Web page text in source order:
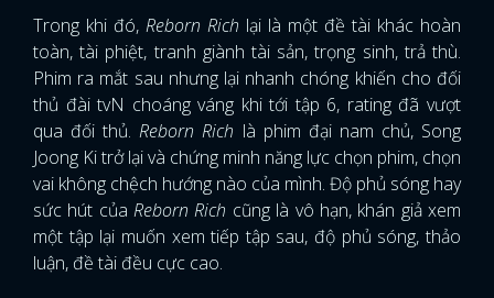
Trong khi đó, Reborn Rich lại là một đề tài khác hoàn
toàn, tài phiệt, tranh giành tài sản, trọng sinh, trả thù.
Phim ra mắt sau nhưng lại nhanh chóng khiến cho đối
thủ đài tvN choáng váng khi tới tập 6, rating đã vượt
qua đối thủ.Reborn Rich là phim đại nam chủ, Song
Joong Ki trở lại và chứng minh năng lực chọn phim, chọn
vai không chệch hướng nào của mình. Độ phủ sóng hay
sức hút củaReborn Rich cũng là vô hạn, khán giả xem
một tập lại muốn xem tiếp tập sau, độ phủ sóng, thảo
luận, đề tài đều cực cao.